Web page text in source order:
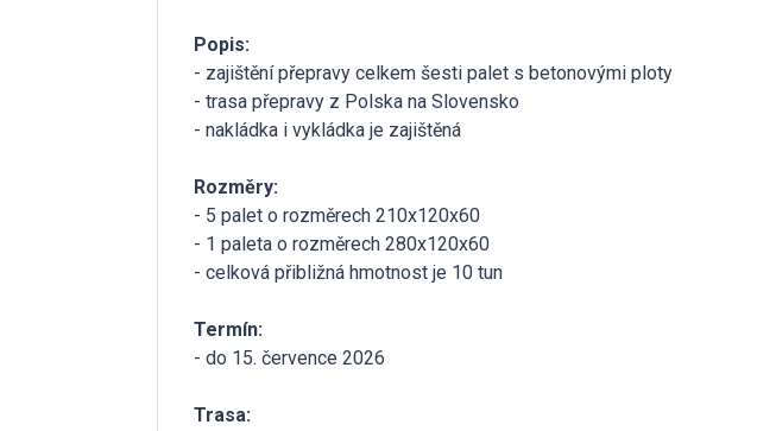
Popis:
- zajištění přepravy celkem šesti palet s betonovými ploty
- trasa přepravy z Polska na Slovensko
- nakládka i vykládka je zajištěná
Rozměry:
- 5 palet o rozměrech 210x120x60
- 1 paleta o rozměrech 280x120x60
- celková přibližná hmotnost je 10 tun
Termín:
- do 15. července 2026
Trasa: